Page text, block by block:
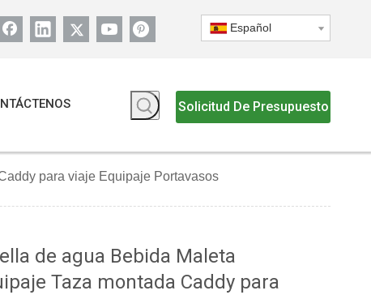
Español
Solicitud De Presupuesto
para viaje Equipaje Portavasos
de agua Bebida Maleta
Taza montada Caddy para